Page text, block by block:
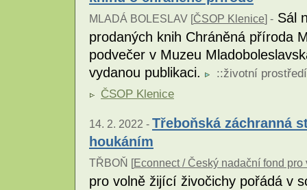
MLADÁ BOLESLAV [ČSOP Klenice] - Sál
prodaných knih Chráněná příroda
podvečer v Muzeu
vydanou publikaci.
::životní prostředí
ČSOP Klenice
14. 2. 2022 - Třeboňská záchranná
houkáním
TŘBOŇ [Econnect / Český nadační fond pro
pro volně žijící živočichy pořádá v